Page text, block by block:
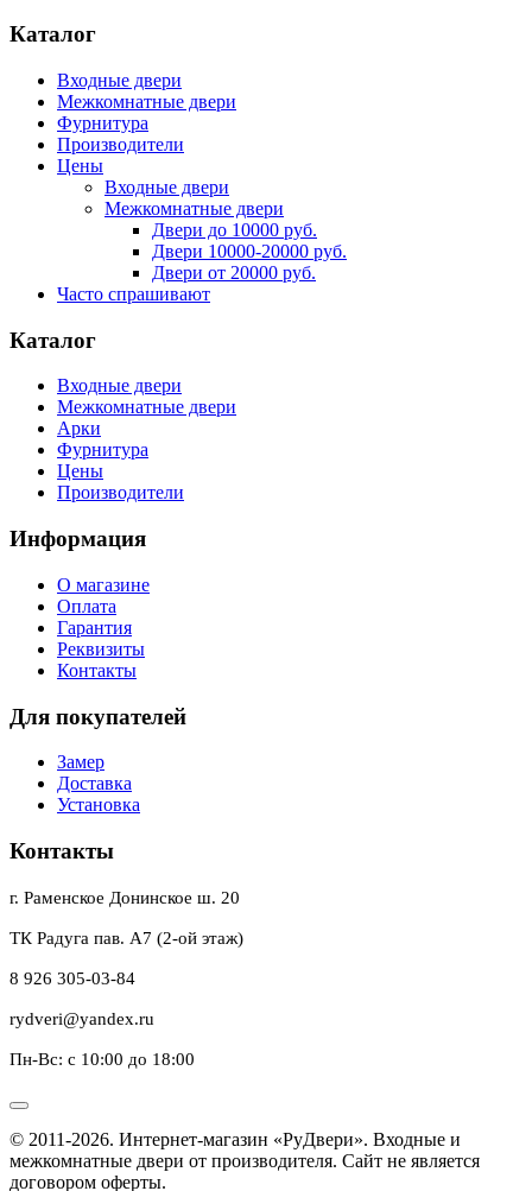
Каталог
Входные двери
Межкомнатные двери
Фурнитура
Производители
Цены
Входные двери
Межкомнатные двери
Двери до 10000 руб.
Двери 10000-20000 руб.
Двери от 20000 руб.
Часто спрашивают
Каталог
Входные двери
Межкомнатные двери
Арки
Фурнитура
Цены
Производители
Информация
О магазине
Оплата
Гарантия
Реквизиты
Контакты
Для покупателей
Замер
Доставка
Установка
Контакты
г. Раменское Донинское ш. 20
ТК Радуга пав. А7 (2-ой этаж)
8 926 305-03-84
rydveri@yandex.ru
Пн-Вс: с 10:00 до 18:00
© 2011-2026. Интернет-магазин «РуДвери». Входные и
межкомнатные двери от производителя. Сайт не является
договором оферты.